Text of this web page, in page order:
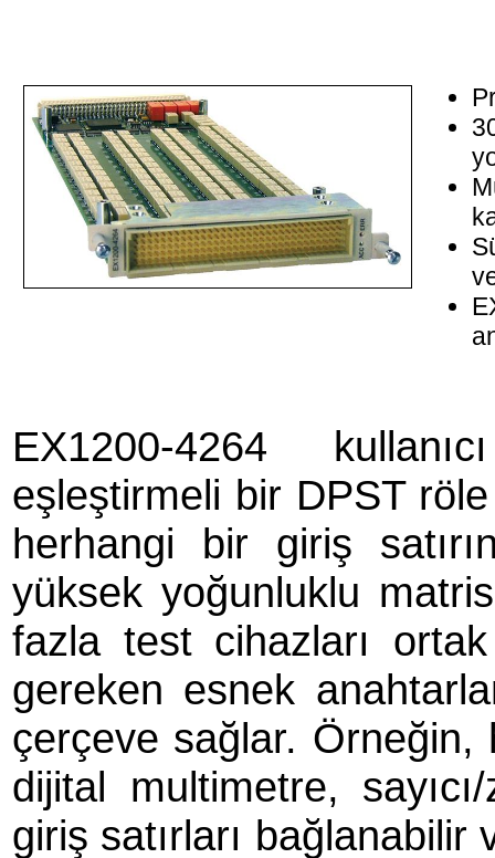
EX1200-4264
eşleştirmeli bir DPST
herhangi bir giriş
yüksek yoğunluklu
fazla test cihazları
gereken esnek
çerçeve sağlar. Örneğin,
dijital multimetre, sayıcı/
giriş satırları bağlanabilir